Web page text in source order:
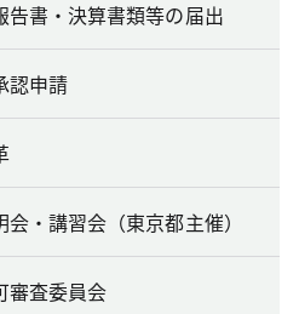
書・決算書類等の届出
認申請
・講習会（東京都主催）
審査委員会